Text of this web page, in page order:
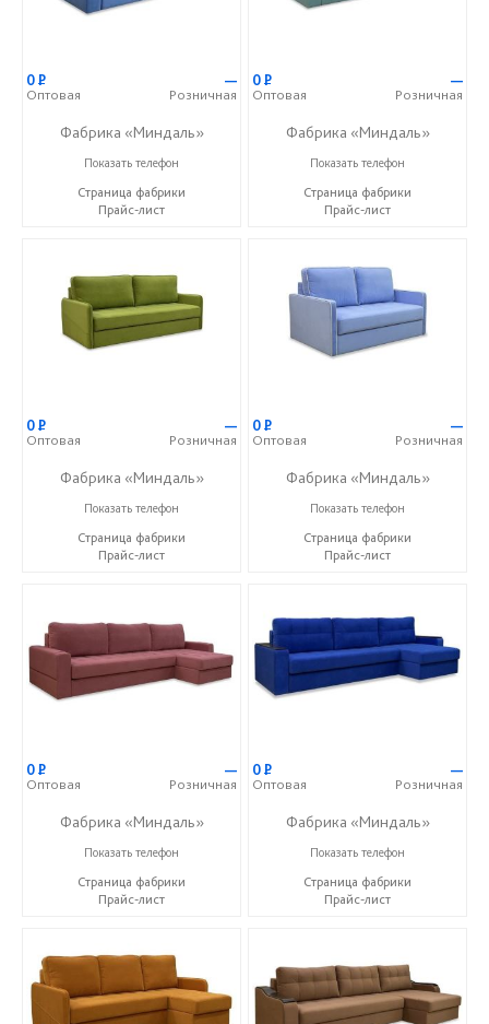
0Р
Оптовая
—
Розничная
Фабрика «Миндаль»
+7 (927) 630-62-82
Показать телефон
Страница фабрики
Прайс-лист
0Р
Оптовая
—
Розничная
Фабрика «Миндаль»
+7 (927) 630-62-82
Показать телефон
Страница фабрики
Прайс-лист
0Р
Оптовая
—
Розничная
Фабрика «Миндаль»
+7 (927) 630-62-82
Показать телефон
Страница фабрики
Прайс-лист
0Р
Оптовая
—
Розничная
Фабрика «Миндаль»
+7 (927) 630-62-82
Показать телефон
Страница фабрики
Прайс-лист
0Р
Оптовая
—
Розничная
Фабрика «Миндаль»
+7 (927) 630-62-82
Показать телефон
Страница фабрики
Прайс-лист
0Р
Оптовая
—
Розничная
Фабрика «Миндаль»
+7 (927) 630-62-82
Показать телефон
Страница фабрики
Прайс-лист